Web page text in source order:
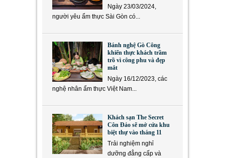
Ngày 23/03/2024,
người yêu ẩm thực Sài Gòn có...
Bánh nghệ Gò Công
khiến thực khách trầm
trồ vì công phu và đẹp
mắt
Ngày 16/12/2023, các
nghệ nhân ẩm thực Việt Nam...
Khách sạn The Secret
Côn Đảo sẽ mở cửa khu
biệt thự vào tháng 11
Trải nghiệm nghỉ
dưỡng đẳng cấp và